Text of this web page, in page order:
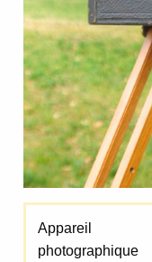
Appareil
photographique